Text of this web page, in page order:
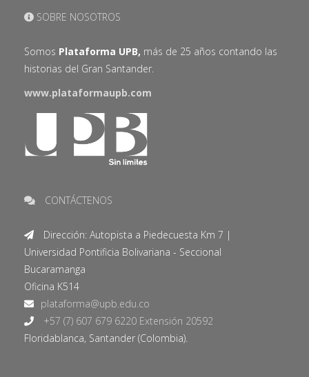
SOBRE NOSOTROS
Somos Plataforma UPB, más de 25 años contando las
historias del Gran Santander.
www.plataformaupb.com
CONTÁCTENOS
Dirección: Autopista a Piedecuesta Km 7 |
Universidad Pontificia Bolivariana - Seccional
Bucaramanga
Oficina K514
+57 (7) 607 679 6220 Extensión 20592
Floridablanca, Santander (Colombia).